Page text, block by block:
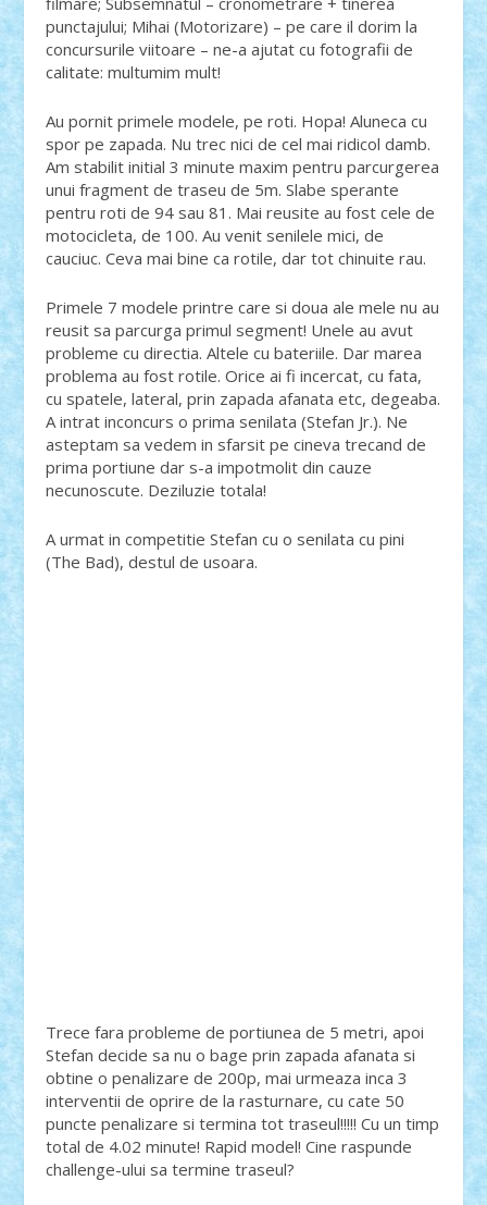
punctajului; Mihai (Motorizare) – pe care il dorim la
concursurile viitoare – ne-a ajutat cu fotografii de
calitate: multumim mult!
Au pornit primele modele, pe roti. Hopa! Aluneca cu
spor pe zapada. Nu trec nici de cel mai ridicol damb.
Am stabilit initial 3 minute maxim pentru parcurgerea
unui fragment de traseu de 5m. Slabe sperante
pentru roti de 94 sau 81. Mai reusite au fost cele de
motocicleta, de 100. Au venit senilele mici, de
cauciuc. Ceva mai bine ca rotile, dar tot chinuite rau.
Primele 7 modele printre care si doua ale mele nu au
reusit sa parcurga primul segment! Unele au avut
probleme cu directia. Altele cu bateriile. Dar marea
problema au fost rotile. Orice ai fi incercat, cu fata,
cu spatele, lateral, prin zapada afanata etc, degeaba.
A intrat inconcurs o prima senilata (Stefan Jr.). Ne
asteptam sa vedem in sfarsit pe cineva trecand de
prima portiune dar s-a impotmolit din cauze
necunoscute. Deziluzie totala!
A urmat in competitie Stefan cu o senilata cu pini
(The Bad), destul de usoara.
Trece fara probleme de portiunea de 5 metri, apoi
Stefan decide sa nu o bage prin zapada afanata si
obtine o penalizare de 200p, mai urmeaza inca 3
interventii de oprire de la rasturnare, cu cate 50
puncte penalizare si termina tot traseul!!!!! Cu un timp
total de 4.02 minute! Rapid model! Cine raspunde
challenge-ului sa termine traseul?